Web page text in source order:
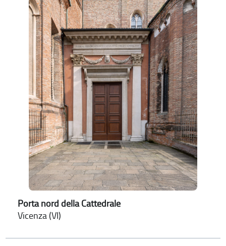
Porta nord della Cattedrale
Vicenza (VI)